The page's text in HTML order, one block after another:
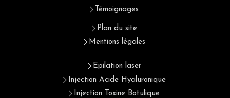
Témoignages
Plan du site
Mentions légales
Epilation laser
Injection Acide Hyaluronique
Injection Toxine Botulique